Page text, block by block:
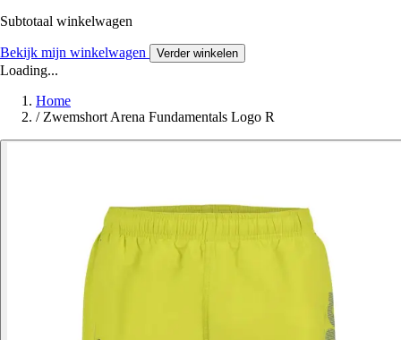
Subtotaal winkelwagen
Bekijk mijn winkelwagen Verder winkelen
Loading...
Home
/ Zwemshort Arena Fundamentals Logo R